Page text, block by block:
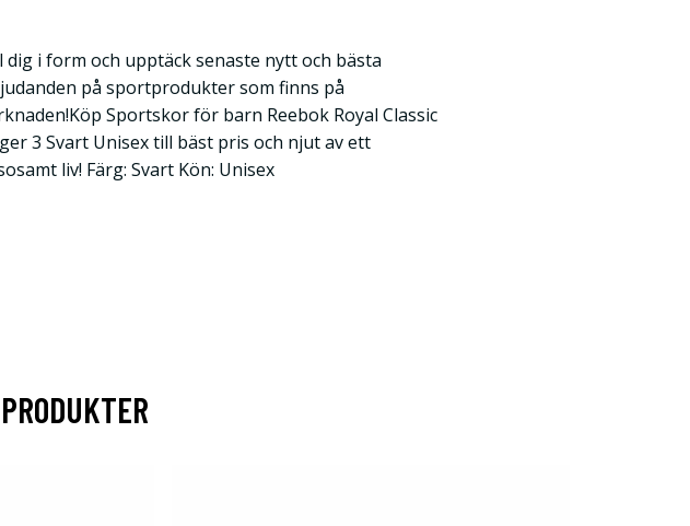
dig i form och upptäck senaste nytt och bästa
på sportprodukter som finns på
Sportskor för barn Reebok Royal Classic
3 Svart Unisex till bäst pris och njut av ett
liv! Färg: Svart Kön: Unisex